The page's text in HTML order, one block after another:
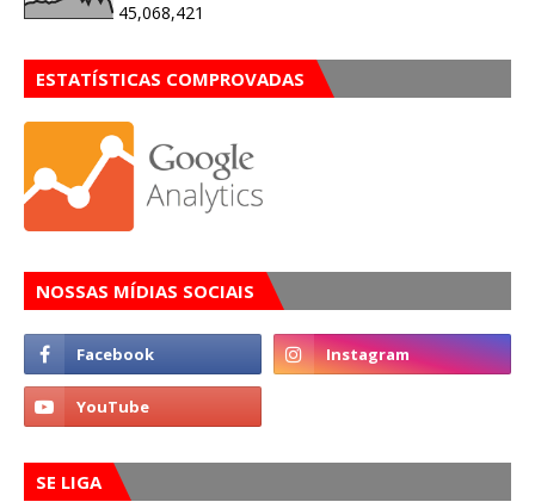
45,068,421
ESTATÍSTICAS COMPROVADAS
NOSSAS MÍDIAS SOCIAIS
SE LIGA